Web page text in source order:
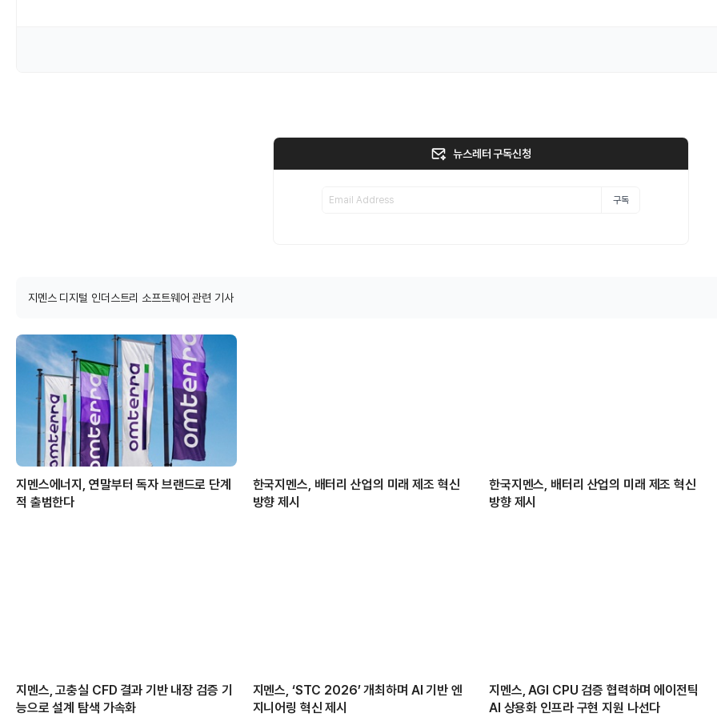
뉴스레터 구독신청
구독
지멘스 디지털 인더스트리 소프트웨어 관련 기사
지멘스에너지, 연말부터 독자 브랜드로 단계
적 출범한다
한국지멘스, 배터리 산업의 미래 제조 혁신
방향 제시
한국지멘스, 배터리 산업의 미래 제조 혁신
방향 제시
지멘스, 고충실 CFD 결과 기반 내장 검증 기
능으로 설계 탐색 가속화
지멘스, ‘STC 2026’ 개최하며 AI 기반 엔
지니어링 혁신 제시
지멘스, AGI CPU 검증 협력하며 에이전틱
AI 상용화 인프라 구현 지원 나선다